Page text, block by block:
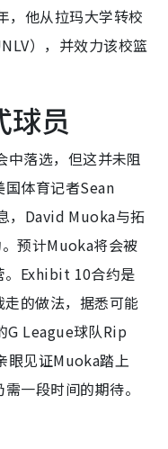
，他从拉玛大学转校
），并效力该校篮
球员
落选，但这并未阻
体育记者Sean
，David Muoka与拓
预计Muoka将会被
。Exhibit 10合约是
的做法，据悉可能
G League球队Rip
眼见证Muoka踏上
一段时间的期待。